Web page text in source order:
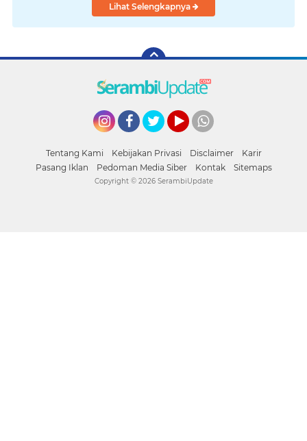
Lihat Selengkapnya
Tentang Kami Kebijakan Privasi Disclaimer
Karir
Pasang Iklan
Pedoman Media Siber Kontak Sitemaps
Copyright © 2026 SerambiUpdate